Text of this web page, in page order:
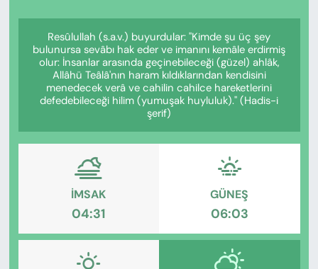
Resûlullah (s.a.v.) buyurdular: "Kimde şu üç şey
bulunursa sevâbı hak eder ve imanını kemâle erdirmiş
olur: İnsanlar arasında geçinebileceği (güzel) ahlâk,
Allâhü Teâlâ'nın haram kıldıklarından kendisini
menedecek verâ ve cahilin cahilce hareketlerini
defedebileceği hilim (yumuşak huyluluk)." (Hadis-i
şerif)
İMSAK
04:31
GÜNEŞ
06:03
EĞİTİM
KADIN
SAĞLIK
SPOR
KÜLTÜR-SANAT
MAGAZİN
ÖZEL HABER
Haber Arşivi